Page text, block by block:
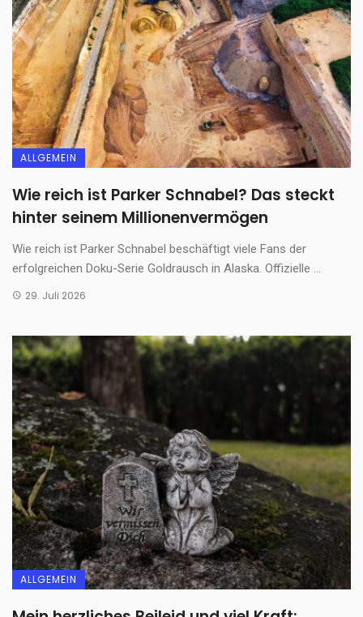
ALLGEMEIN
Wie reich ist Parker Schnabel? Das steckt
hinter seinem Millionenvermögen
Wie reich ist Parker Schnabel beschäftigt viele Fans der
erfolgreichen Doku-Serie Goldrausch in Alaska. Offizielle ...
29. Juli 2026
ALLGEMEIN